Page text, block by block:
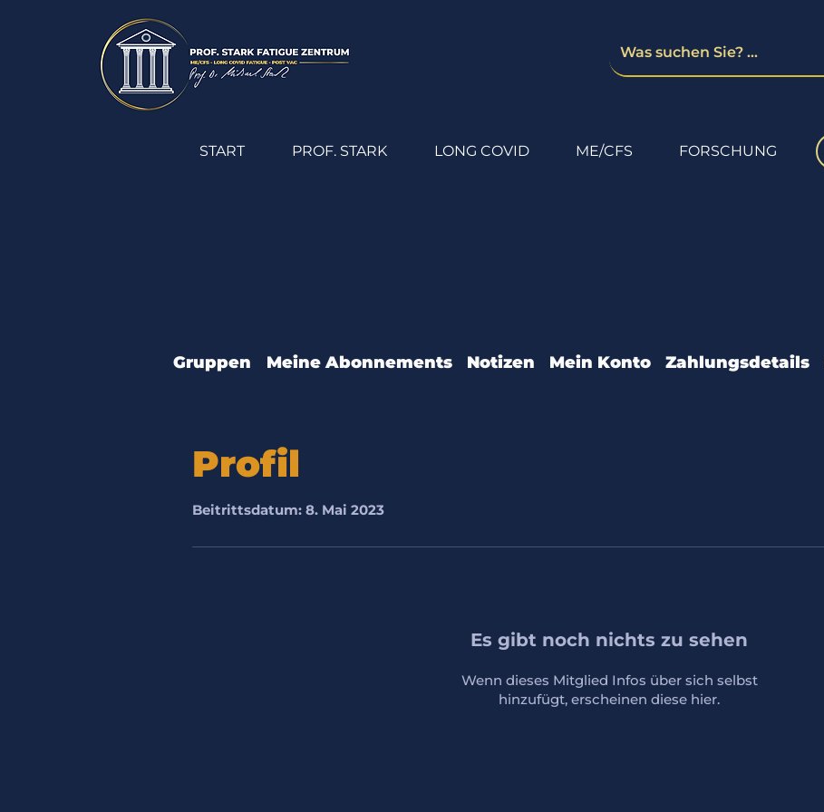
START PROF. STARK LONG COVID ME/CFS FORSCHUNG
Gruppen Meine Abonnements Notizen Mein Konto Zahlungsdetails
Profil
Beitrittsdatum: 8. Mai 2023
Es gibt noch nichts zu sehen
Wenn dieses Mitglied Infos über sich selbst
hinzufügt, erscheinen diese hier.